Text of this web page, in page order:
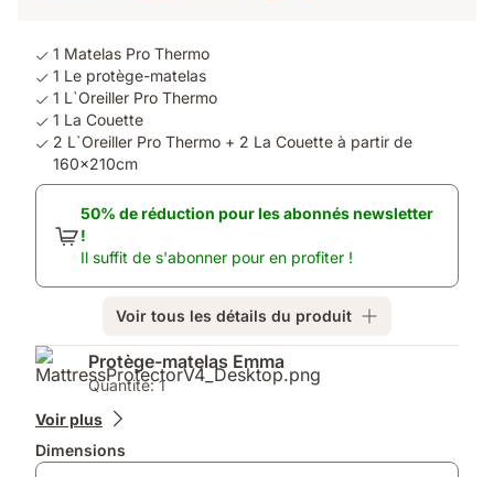
1 Matelas Pro Thermo
1 Le protège-matelas
1 L`Oreiller Pro Thermo
1 La Couette
2 L`Oreiller Pro Thermo + 2 La Couette à partir de
160x210cm
50% de réduction pour les abonnés newsletter
!
Il suffit de s'abonner pour en profiter !
Voir tous les détails du produit
Produits
supplémentaires
Protège-matelas Emma
Quantité: 1
Voir plus
Dimensions